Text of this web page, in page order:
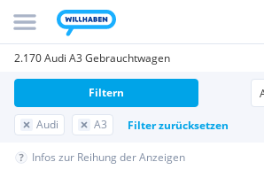
2.170 Audi A3 Gebrauchtwagen
Audi A3 Filter zurücksetzen
Filtern
Infos zur Reihung der Anzeigen